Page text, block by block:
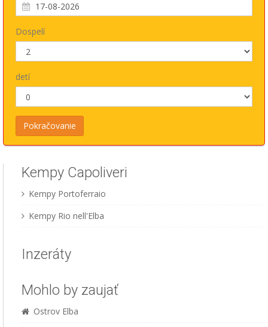
Dospelí
detí
Kempy Capoliveri
Kempy Portoferraio
Kempy Rio nell'Elba
Inzeráty
Mohlo by zaujať
Ostrov Elba